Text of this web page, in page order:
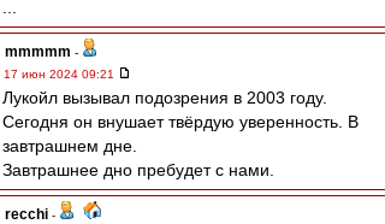
mmmmm -
17 июн 2024 09:21
Лукойл вызывал подозрения в 2003 году.
Сегодня он внушает твёрдую уверенность. В
завтрашнем дне.
Завтрашнее дно пребудет с нами.
recchi -